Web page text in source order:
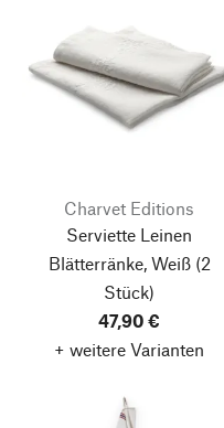
Charvet Editions
Serviette Leinen
Blätterränke, Weiß(2
Stück)
47,90 €
+ weitere Varianten